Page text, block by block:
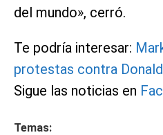
del mundo», cerró.
Te podría interesar:
protestas contra
Sigue las noticias en
Temas: